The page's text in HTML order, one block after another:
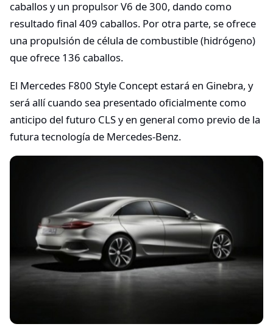
caballos y un propulsor V6 de 300, dando como
resultado final 409 caballos. Por otra parte, se ofrece
una propulsión de célula de combustible (hidrógeno)
que ofrece 136 caballos.
El Mercedes F800 Style Concept estará en Ginebra, y
será allí cuando sea presentado oficialmente como
anticipo del futuro CLS y en general como previo de la
futura tecnología de Mercedes-Benz.